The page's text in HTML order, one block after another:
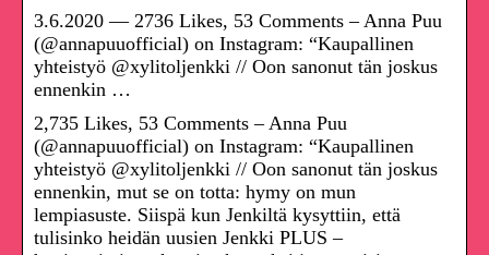
3.6.2020 — 2736 Likes, 53 Comments – Anna Puu
(@annapuuofficial) on Instagram: “Kaupallinen
yhteistyö @xylitoljenkki // Oon sanonut tän joskus
ennenkin …
2,735 Likes, 53 Comments – Anna Puu
(@annapuuofficial) on Instagram: “Kaupallinen
yhteistyö @xylitoljenkki // Oon sanonut tän joskus
ennenkin, mut se on totta: hymy on mun
lempiasuste. Siispä kun Jenkiltä kysyttiin, että
tulisinko heidän uusien Jenkki PLUS –